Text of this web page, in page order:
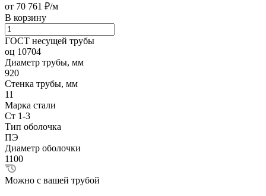
от 70 761 ₽/м
В корзину
ГОСТ несущей трубы
оц 10704
Диаметр трубы, мм
920
Стенка трубы, мм
11
Марка стали
Ст 1-3
Тип оболочка
ПЭ
Диаметр оболочки
1100
Можно с вашей трубой